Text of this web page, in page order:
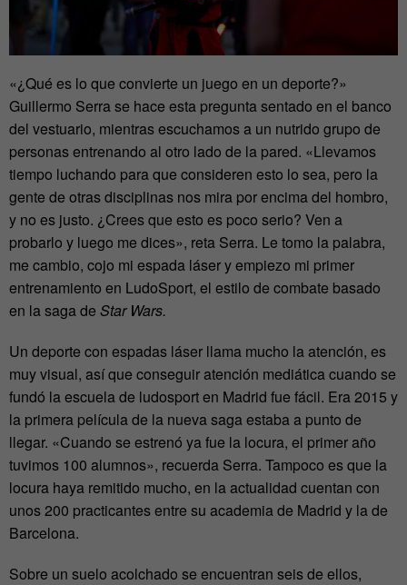
«¿Qué es lo que convierte un juego en un deporte?»
Guillermo Serra se hace esta pregunta sentado en el banco
del vestuario, mientras escuchamos a un nutrido grupo de
personas entrenando al otro lado de la pared. «Llevamos
tiempo luchando para que consideren esto lo sea, pero la
gente de otras disciplinas nos mira por encima del hombro,
y no es justo. ¿Crees que esto es poco serio? Ven a
probarlo y luego me dices», reta Serra. Le tomo la palabra,
me cambio, cojo mi espada láser y empiezo mi primer
entrenamiento en LudoSport, el estilo de combate basado
en la saga de Star Wars.
Un deporte con espadas láser llama mucho la atención, es
muy visual, así que conseguir atención mediática cuando se
fundó la escuela de ludosport en Madrid fue fácil. Era 2015 y
la primera película de la nueva saga estaba a punto de
llegar. «Cuando se estrenó ya fue la locura, el primer año
tuvimos 100 alumnos», recuerda Serra. Tampoco es que la
locura haya remitido mucho, en la actualidad cuentan con
unos 200 practicantes entre su academia de Madrid y la de
Barcelona.
Sobre un suelo acolchado se encuentran seis de ellos,